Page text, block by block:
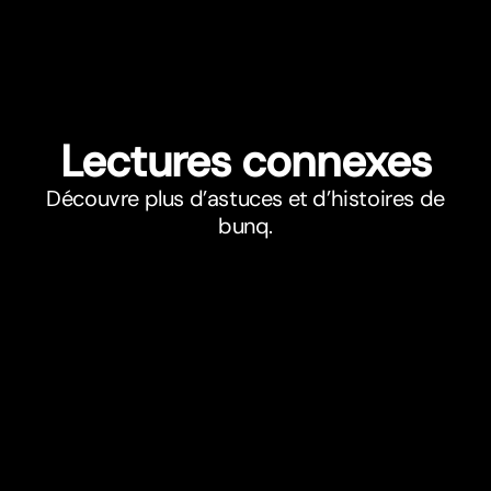
Lectures connexes
Découvre plus d’astuces et d’histoires de
bunq.